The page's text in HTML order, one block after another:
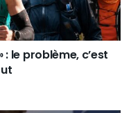
: le problème, c’est